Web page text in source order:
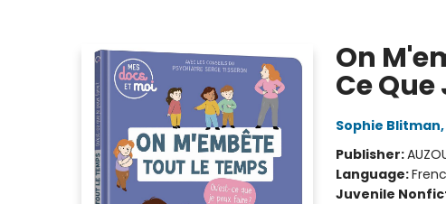
On
Ce Que
Sophie Blitman,
Publisher:
Language:
Juvenile